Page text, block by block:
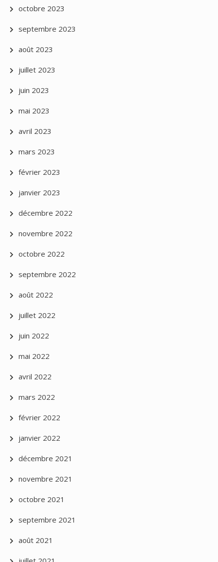
octobre 2023
septembre 2023
août 2023
juillet 2023
juin 2023
mai 2023
avril 2023
mars 2023
février 2023
janvier 2023
décembre 2022
novembre 2022
octobre 2022
septembre 2022
août 2022
juillet 2022
juin 2022
mai 2022
avril 2022
mars 2022
février 2022
janvier 2022
décembre 2021
novembre 2021
octobre 2021
septembre 2021
août 2021